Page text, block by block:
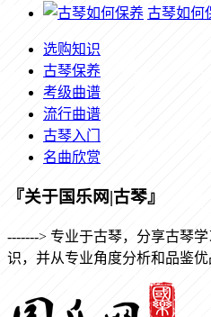
古琴如何
选购知识
古琴保养
考级曲谱
流行曲谱
古琴入门
名曲欣赏
『关于国乐网|古琴』
-------> 专业于古琴，分享古琴
识，并从专业角度分析和品鉴优